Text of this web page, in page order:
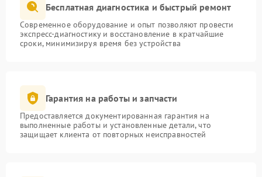
Бесплатная диагностика и быстрый ремонт
Современное оборудование и опыт позволяют провести
экспресс-диагностику и восстановление в кратчайшие
сроки, минимизируя время без устройства
Гарантия на работы и запчасти
Предоставляется документированная гарантия на
выполненные работы и установленные детали, что
защищает клиента от повторных неисправностей